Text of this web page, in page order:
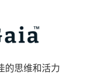
的思维和活力